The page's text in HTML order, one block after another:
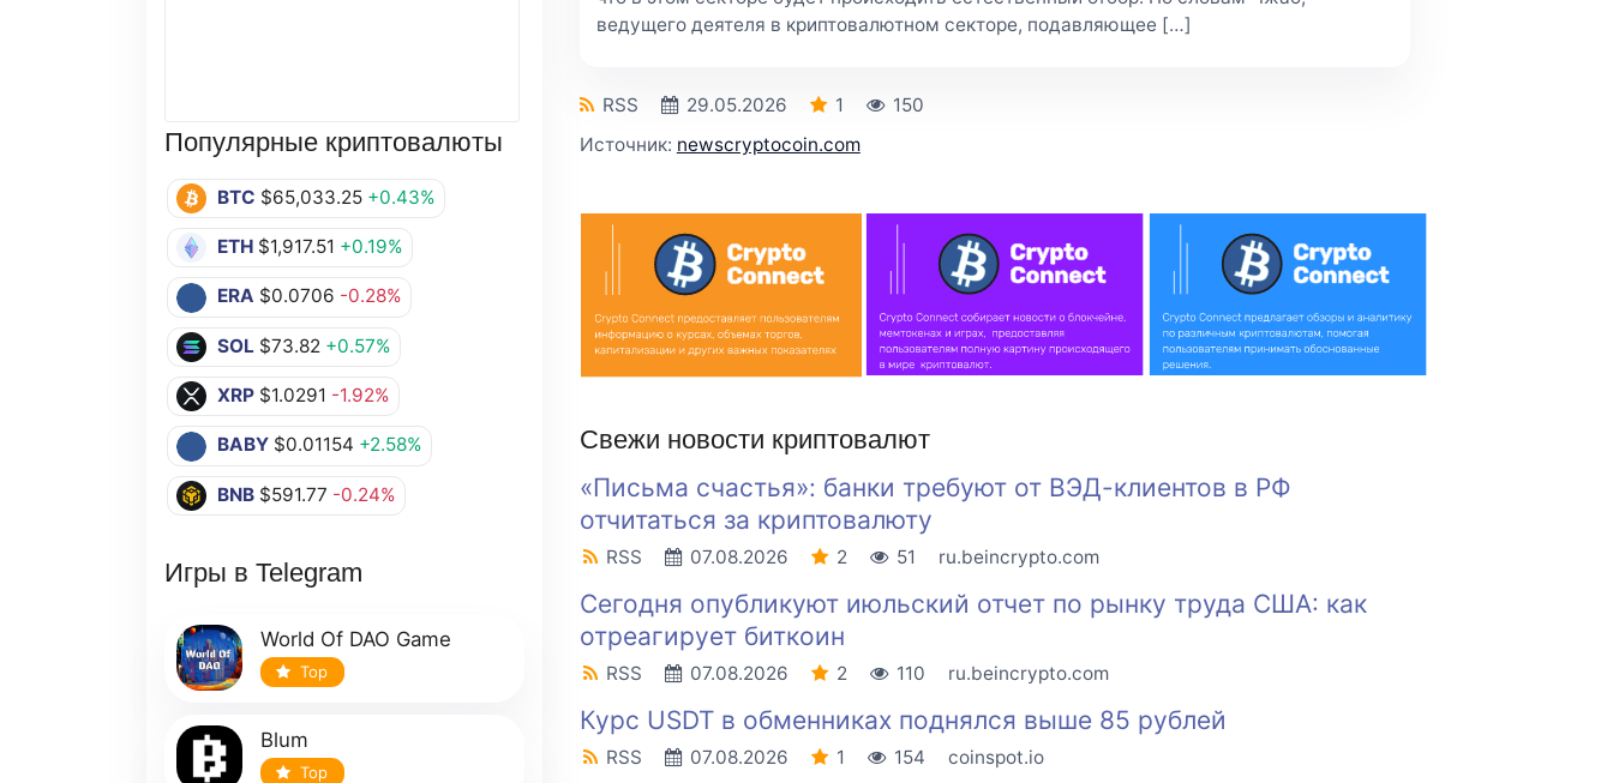
Популярные криптовалюты
BTC $65,033.25 +0.43%
ETH $1,917.51 +0.19%
ERA $0.0706 -0.28%
SOL $73.82 +0.57%
XRP $1.0291 -1.92%
BABY $0.01154 +2.58%
BNB $591.77 -0.24%
Игры в Telegram
World Of DAO Game
Top
Blum
Top
ведущего деятеля в криптовалютном секторе, подавляющее […]
RSS 29.05.2026 1
150
Источник: newscryptocoin.com
Свежи новости криптовалют
«Письма счастья»: банки требуют от ВЭД-клиентов в РФ
отчитаться за криптовалюту
RSS 07.08.2026 2 51 ru.beincrypto.com
Сегодня опубликуют июльский отчет по рынку труда США: как
отреагирует биткоин
RSS 07.08.2026 2 110 ru.beincrypto.com
Курс USDT в обменниках поднялся выше 85 рублей
RSS 07.08.2026 1 154 coinspot.io